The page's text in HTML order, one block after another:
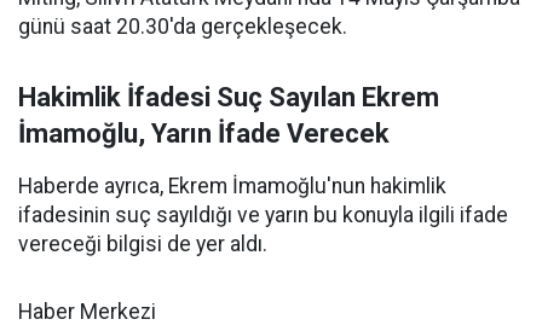
günü saat 20.30'da gerçekleşecek.
Hakimlik İfadesi Suç Sayılan Ekrem
İmamoğlu, Yarın İfade Verecek
Haberde ayrıca, Ekrem İmamoğlu'nun hakimlik
ifadesinin suç sayıldığı ve yarın bu konuyla ilgili ifade
vereceği bilgisi de yer aldı.
Haber Merkezi